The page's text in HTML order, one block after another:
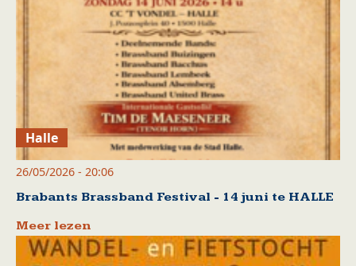
Halle
26/05/2026 - 20:06
Brabants Brassband Festival - 14 juni te HALLE
Meer lezen